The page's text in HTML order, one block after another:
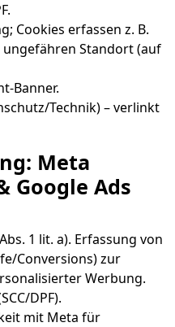
Cookies erfassen z. B.
Standort (auf
Banner.
Technik) – verlinkt
Meta
Google Ads
1 lit. a). Erfassung von
Conversions) zur
Werbung.
DPF).
mit Meta für